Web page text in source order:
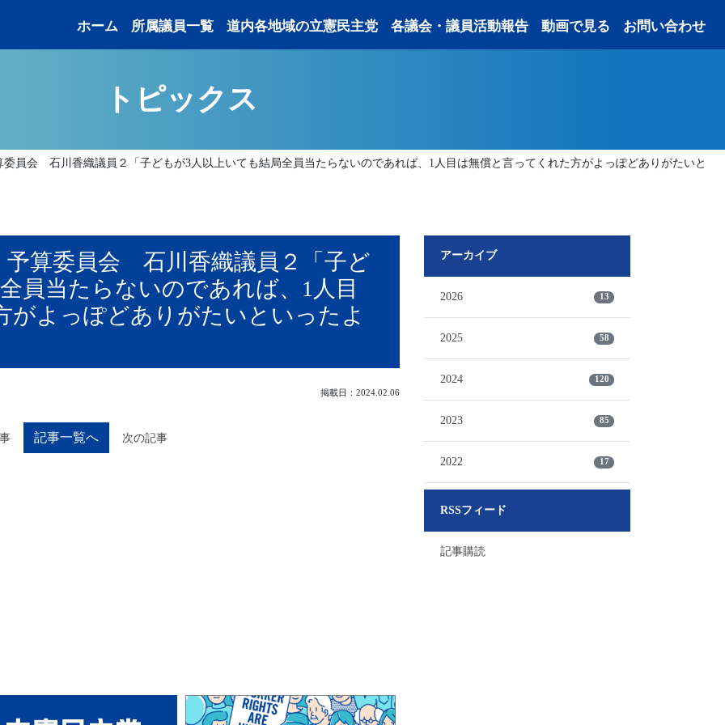
ホーム 所属議員一覧 道内各地域の立憲民主党 各議会・議員活動報告 動画で見る お問い合わせ
トピックス
委員会 石川香織議員２「子どもが3人以上いても結局全員当たらないのであれば、1人目は無償と言ってくれた方がよっぽどありがたいと
予算委員会 石川香織議員２「子ど
員当たらないのであれば、1人目
がよっぽどありがたいといったよ
掲載日：2024.02.06
記事一覧へ 次の記事
アーカイブ
2026 13
2025 58
2024 120
2023 85
2022 17
RSSフィード
記事購読